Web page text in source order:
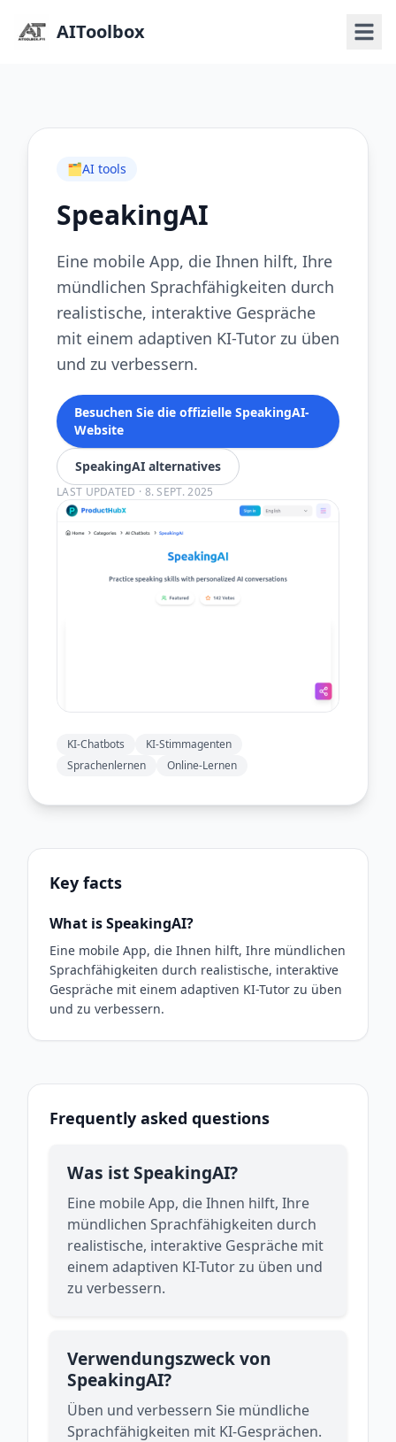
AIToolbox
🗂️AI tools
SpeakingAI
Eine mobile App, die Ihnen hilft, Ihre
mündlichen Sprachfähigkeiten durch
realistische, interaktive Gespräche
mit einem adaptiven KI-Tutor zu üben
und zu verbessern.
Besuchen Sie die offizielle SpeakingAI-
Website
SpeakingAI alternatives
LAST UPDATED · 8. SEPT. 2025
KI-Chatbots
KI-Stimmagenten
Sprachenlernen
Online-Lernen
Key facts
What is SpeakingAI?
Eine mobile App, die Ihnen hilft, Ihre mündlichen
Sprachfähigkeiten durch realistische, interaktive
Gespräche mit einem adaptiven KI-Tutor zu üben
und zu verbessern.
Frequently asked questions
Was ist SpeakingAI?
Eine mobile App, die Ihnen hilft, Ihre
mündlichen Sprachfähigkeiten durch
realistische, interaktive Gespräche mit
einem adaptiven KI-Tutor zu üben und
zu verbessern.
Verwendungszweck von
SpeakingAI?
Üben und verbessern Sie mündliche
Sprachfähigkeiten mit KI-Gesprächen.